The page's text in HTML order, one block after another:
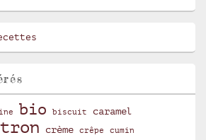
bio biscuit caramel
crème crêpe cumin